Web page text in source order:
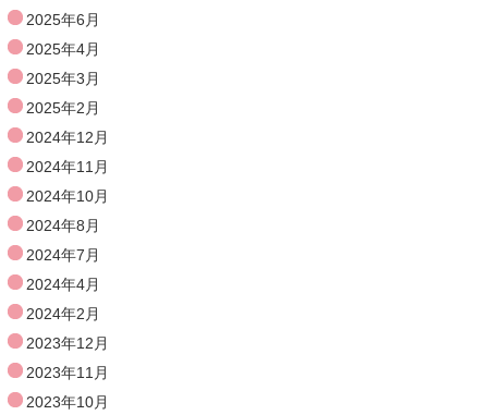
2025年6月
2025年4月
2025年3月
2025年2月
2024年12月
2024年11月
2024年10月
2024年8月
2024年7月
2024年4月
2024年2月
2023年12月
2023年11月
2023年10月